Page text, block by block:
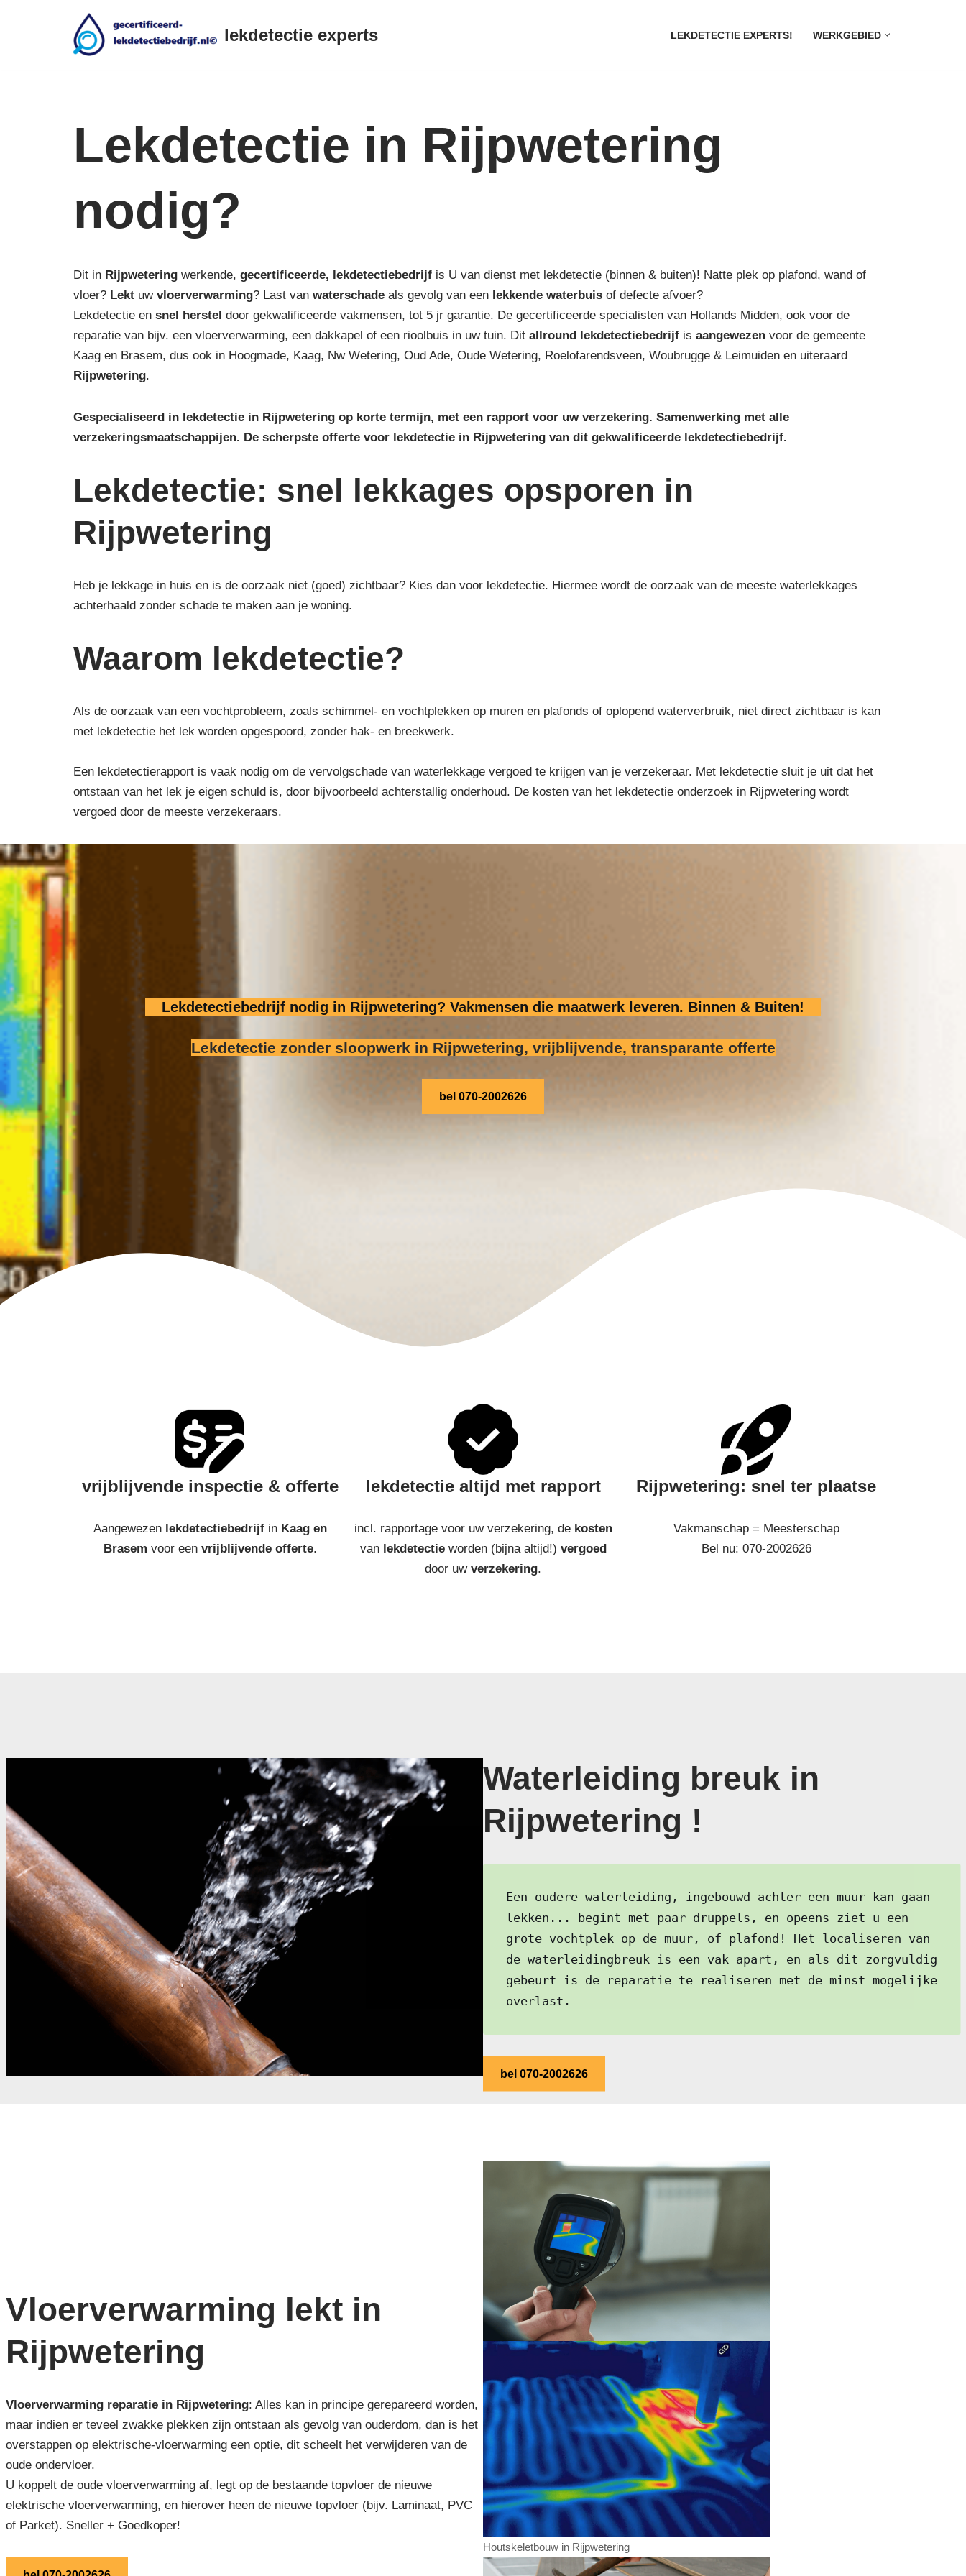
lekdetectie experts LEKDETECTIE EXPERTS! WERKGEBIED
Lekdetectie in Rijpwetering
nodig?
Dit in Rijpwetering werkende, gecertificeerde, lekdetectiebedrijf is U van dienst met lekdetectie (binnen & buiten)! Natte plek op plafond, wand of
vloer? Lekt uw vloerverwarming? Last van waterschade als gevolg van een lekkende waterbuis of defecte afvoer?
Lekdetectie en snel herstel door gekwalificeerde vakmensen, tot 5 jr garantie. De gecertificeerde specialisten van Hollands Midden, ook voor de
reparatie van bijv. een vloerverwarming, een dakkapel of een rioolbuis in uw tuin. Dit allround lekdetectiebedrijf is aangewezen voor de gemeente
Kaag en Brasem, dus ook in Hoogmade, Kaag, Nw Wetering, Oud Ade, Oude Wetering, Roelofarendsveen, Woubrugge & Leimuiden en uiteraard
Rijpwetering.
Gespecialiseerd in lekdetectie in Rijpwetering op korte termijn, met een rapport voor uw verzekering. Samenwerking met alle
verzekeringsmaatschappijen. De scherpste offerte voor lekdetectie in Rijpwetering van dit gekwalificeerde lekdetectiebedrijf.
Lekdetectie: snel lekkages opsporen in
Rijpwetering
Heb je lekkage in huis en is de oorzaak niet (goed) zichtbaar? Kies dan voor lekdetectie. Hiermee wordt de oorzaak van de meeste waterlekkages
achterhaald zonder schade te maken aan je woning.
Waarom lekdetectie?
Als de oorzaak van een vochtprobleem, zoals schimmel- en vochtplekken op muren en plafonds of oplopend waterverbruik, niet direct zichtbaar is kan
met lekdetectie het lek worden opgespoord, zonder hak- en breekwerk.
Een lekdetectierapport is vaak nodig om de vervolgschade van waterlekkage vergoed te krijgen van je verzekeraar. Met lekdetectie sluit je uit dat het
ontstaan van het lek je eigen schuld is, door bijvoorbeeld achterstallig onderhoud. De kosten van het lekdetectie onderzoek in Rijpwetering wordt
vergoed door de meeste verzekeraars.
Lekdetectiebedrijf nodig in Rijpwetering? Vakmensen die maatwerk leveren. Binnen & Buiten!
Lekdetectie zonder sloopwerk in Rijpwetering, vrijblijvende, transparante offerte
bel 070-2002626
vrijblijvende inspectie & offerte
Aangewezen lekdetectiebedrijfin Kaag en
Brasem voor een vrijblijvende offerte.
lekdetectie altijd met rapport
incl. rapportage voor uw verzekering, de kosten
van lekdetectieworden (bijna altijd!) vergoed
door uw verzekering.
Rijpwetering: snel ter plaatse
Vakmanschap = Meesterschap
Bel nu: 070-2002626
Waterleiding breuk in
Rijpwetering !
Een oudere waterleiding, ingebouwd achter een muur kan gaan
lekken... begint met paar druppels, en opeens ziet u een
grote vochtplek op de muur, of plafond! Het localiseren van
de waterleidingbreuk is een vak apart, en als dit zorgvuldig
gebeurt is de reparatie te realiseren met de minst mogelijke
overlast.
bel 070-2002626
Vloerverwarming lekt in
Rijpwetering
Vloerverwarming reparatie in Rijpwetering: Alles kan in principe gerepareerd worden,
maar indien er teveel zwakke plekken zijn ontstaan als gevolg van ouderdom, dan is het
overstappen op elektrische-vloerwarming een optie, dit scheelt het verwijderen van de
oude ondervloer.
U koppelt de oude vloerverwarming af, legt op de bestaande topvloer de nieuwe
elektrische vloerverwarming, en hierover heen de nieuwe topvloer (bijv. Laminaat, PVC
of Parket). Sneller + Goedkoper!
Houtskeletbouw in Rijpwetering